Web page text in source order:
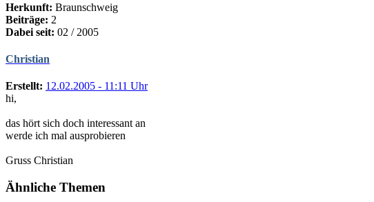
Herkunft: Braunschweig
Beiträge: 2
Dabei seit: 02 / 2005
Christian
Erstellt: 12.02.2005 - 11:11 Uhr
hi,
das hört sich doch interessant an
werde ich mal ausprobieren
Gruss Christian
Ähnliche Themen